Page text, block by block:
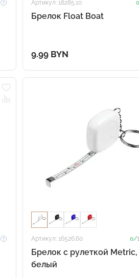
Артикул: 18285.10
Брелок Float Boat
9.99 BYN
Артикул: 16526.60 0/
Брелок c рулеткой Metric,
белый